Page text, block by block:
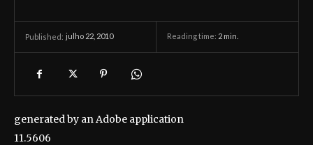
Published: julho 22, 2010 Reading time: 2 min.
generated by an Adobe application
11.5606